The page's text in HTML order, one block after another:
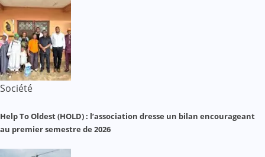
Société
Help To Oldest (HOLD) : l’association dresse un bilan encourageant
au premier semestre de 2026